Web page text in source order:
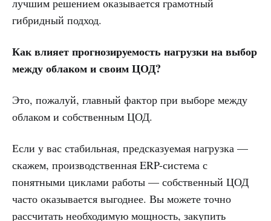
лучшим решением оказывается грамотный
гибридный подход.
Как влияет прогнозируемость нагрузки на выбор
между облаком и своим ЦОД?
Это, пожалуй, главный фактор при выборе между
облаком и собственным ЦОД.
Если у вас стабильная, предсказуемая нагрузка —
скажем, производственная ERP-система с
понятными циклами работы — собственный ЦОД
часто оказывается выгоднее. Вы можете точно
рассчитать необходимую мощность, закупить